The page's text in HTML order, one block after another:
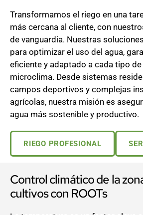
Transformamos el riego en una
más cercana al cliente, con
de vanguardia. Nuestras
para optimizar el uso del agua,
eficiente y adaptado a cada tipo
microclima. Desde sistemas
campos deportivos y complejas
agrícolas, nuestra misión es
agua más sostenible y productivo.
RIEGO PROFESIONAL
Control climático de la
cultivos con ROOTs